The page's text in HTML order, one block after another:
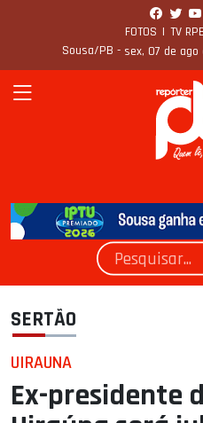
FOTOS | TV
Sousa/PB - sex, 07 de ago
SERTÃO
UIRAUNA
Ex-presidente